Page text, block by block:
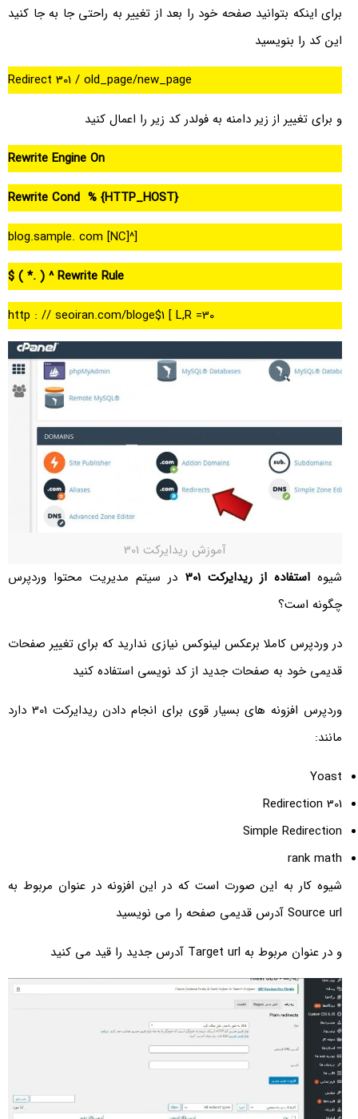
برای اینکه بتوانید صفحه خود را بعد از تغییر به راحتی جا به جا کنید
این کد را بنویسید
Redirect 301 / old_page/new_page
و برای تغییر از زیر دامنه به فولدر کد زیر را اعمال کنید
Rewrite Engine On
Rewrite Cond % {HTTP_HOST}
[^blog.sample. com [NC]
Rewrite Rule ^ ( .* ) $
http : // seoiran.com/bloge$1 [ L,R =30
آموزش ریدایرکت 301
شیوهاستفاده از ریدایرکت 301
در سیتم مدیریت محتوا وردپرس
چگونه است؟
در وردپرس کاملا برعکس لینوکس نیازی ندارید که برای تغییر صفحات
قدیمی خود به صفحات جدید از کد نویسی استفاده کنید
وردپرس افزونه های بسیار قوی برای انجام دادن ریدایرکت 301 دارد
مانند:
Yoast
Redirection 301
Simple Redirection
rank math
شیوه کار به این صورت است که در این افزونه در عنوان مربوط به
Source url آدرس قدیمی صفحه را می نویسید
و در عنوان مربوط به Target url آدرس جدید را قید می کنید